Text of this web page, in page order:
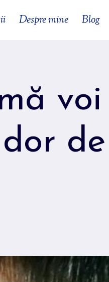
Despre mine Blog